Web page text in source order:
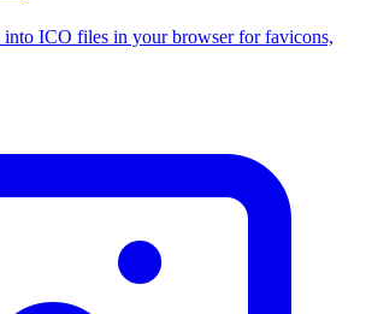
ICO files in your browser for favicons,